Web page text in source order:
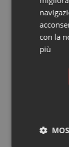
Salute
Sangue
Tumore
milioni a Jc
con la
più